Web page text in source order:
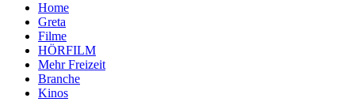
Home
Greta
Filme
HÖRFILM
Mehr Freizeit
Branche
Kinos